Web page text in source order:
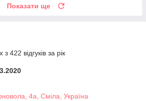
Показати ще
422 відгуків за рік
4а, Сміла, Україна